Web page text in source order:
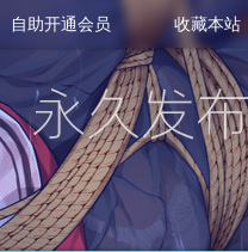
自助开通会员 收藏本站